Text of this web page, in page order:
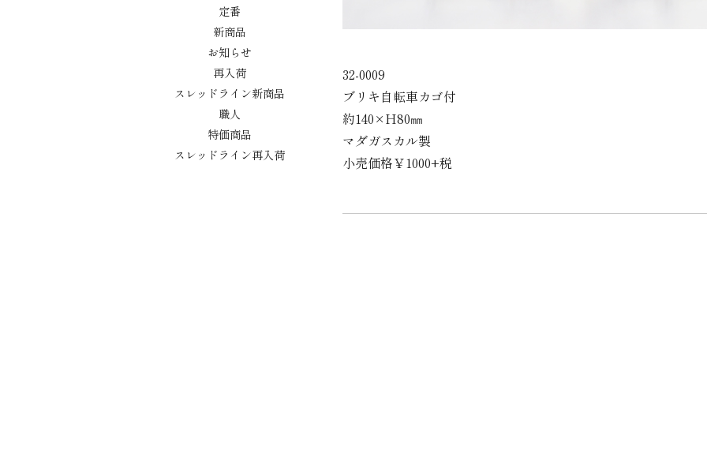
定番
新商品
お知らせ
再入荷
スレッドライン新商品
職人
特価商品
スレッドライン再入荷
32-0009
ブリキ自転車カゴ付
約140×H80㎜
マダガスカル製
小売価格￥1000+税